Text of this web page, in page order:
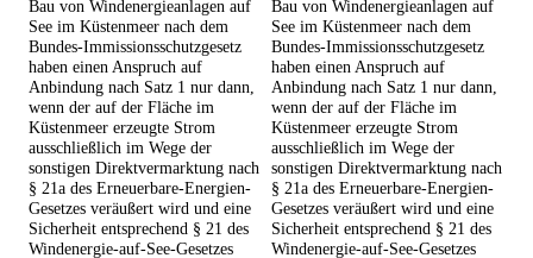
Bau von Windenergieanlagen auf
See im Küstenmeer nach dem
Bundes-Immissionsschutzgesetz
haben einen Anspruch auf
Anbindung nach Satz 1 nur dann,
wenn der auf der Fläche im
Küstenmeer erzeugte Strom
ausschließlich im Wege der
sonstigen Direktvermarktung nach
§ 21a des Erneuerbare-Energien-
Gesetzes veräußert wird und eine
Sicherheit entsprechend § 21 des
Windenergie-auf-See-Gesetzes
Bau von Windenergieanlagen auf
See im Küstenmeer nach dem
Bundes-Immissionsschutzgesetz
haben einen Anspruch auf
Anbindung nach Satz 1 nur dann,
wenn der auf der Fläche im
Küstenmeer erzeugte Strom
ausschließlich im Wege der
sonstigen Direktvermarktung nach
§ 21a des Erneuerbare-Energien-
Gesetzes veräußert wird und eine
Sicherheit entsprechend § 21 des
Windenergie-auf-See-Gesetzes